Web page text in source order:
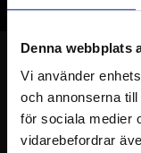
Denna webbplats
Vi använder
och annonserna
för sociala medier
vidarebefordrar
10 – 300 gäster